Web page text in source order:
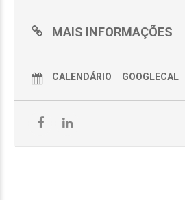
MAIS INFORMAÇÕES
CALENDÁRIO GOOGLECAL